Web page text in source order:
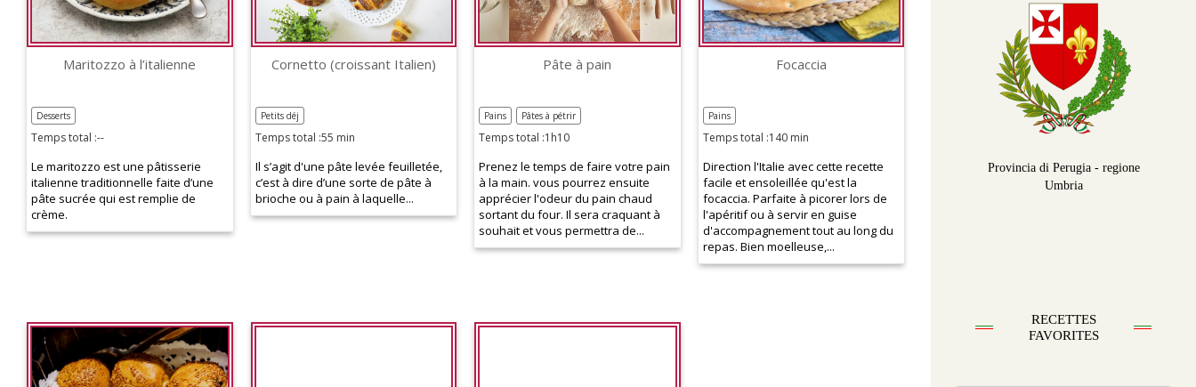
Maritozzo à l’italienne
Temps total :--
Desserts
Le maritozzo est une pâtisserie
italienne traditionnelle faite d’une
pâte sucrée qui est remplie de
crème.
Cornetto (croissant Italien)
Temps total :55 min
Petits déj
Il s’agit d'une pâte levée feuilletée,
c’est à dire d’une sorte de pâte à
brioche ou à pain à laquelle...
Pâte à pain
Temps total :1h10
Pains Pâtes à pétrir
Prenez le temps de faire votre pain
à la main. vous pourrez ensuite
apprécier l'odeur du pain chaud
sortant du four. Il sera craquant à
souhait et vous permettra de...
Focaccia
Temps total :140 min
Pains
Direction l'Italie avec cette recette
facile et ensoleillée qu'est la
focaccia. Parfaite à picorer lors de
l'apéritif ou à servir en guise
d'accompagnement tout au long du
repas. Bien moelleuse,...
Provincia di Perugia - regione
Umbria
RECETTES
FAVORITES